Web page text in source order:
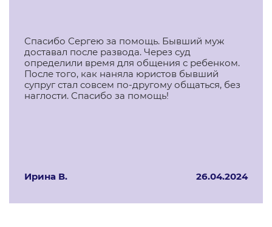
Спасибо Сергею за помощь. Бывший муж
доставал после развода. Через суд
определили время для общения с ребенком.
После того, как наняла юристов бывший
супруг стал совсем по-другому общаться, без
наглости. Спасибо за помощь!
Ирина В. 26.04.2024